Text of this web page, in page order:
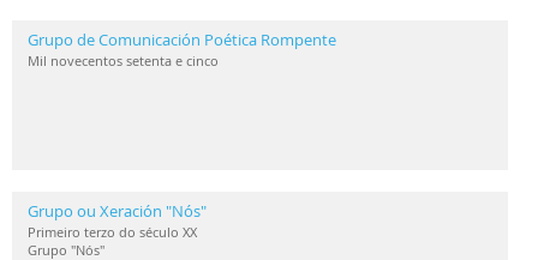
Grupo de Comunicación Poética Rompente
Mil novecentos setenta e cinco
Grupo ou Xeración "Nós"
Primeiro terzo do século XX
Grupo "Nós"